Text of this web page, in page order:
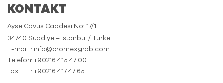
KONTAKT
Ayse Cavus Caddesi No: 17/1
34740 Suadiye – Istanbul / Türkei
E-mail
: info@cromexgrab.com
Telefon: +90216 415 47 00
Fax
: +90216 417 47 65